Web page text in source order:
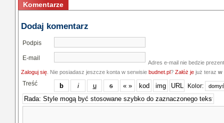
Komentarze
Dodaj komentarz
Podpis
E-mail
Adres e-mail nie bedzie
Zaloguj się . Nie posiadasz jeszcze konta w serwisie budnet.pl? Załóż je już teraz w
Treść Kolor: